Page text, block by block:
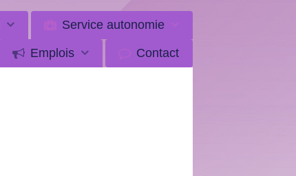
Service autonomie
Emplois Contact